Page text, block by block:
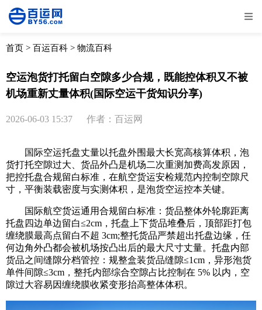
全部 物流资讯
取消 确定
首页 > 百运百科 > 物流百科
空运泡货打托留白空隙多少合规，既能控体积又不被
机场重新丈量体积(国际空运干货知识分享)
2026-06-03 15:37 作者：百运网
国际空运托盘丈量以托盘外围最大长宽高核算体积，泡
货打托空隙过大、货品外凸是机场二次重测加费高发原因，
把控托盘合规留白标准，在航空货运安检规范内控制空隙尺
寸，平衡装载密度与实测体积，是泡货空运控本关键。
国际航空货运通用合规留白标准：货品整体外轮廓距离
托盘四边单边留白≤2cm，托盘上下货品堆叠后，顶部距打包
缠绕膜最高点留白不超 3cm;整托货品严禁超出托盘边缘，任
何边角外凸都会被机场按凸出后的最大尺寸丈量。托盘内部
货品之间缝隙分档管控：规整盒装货品缝隙≤1cm，异形泡货
单件间隙≤3cm，整托内部综合空隙占比控制在 5% 以内，空
隙过大容易因缠绕膜收紧变形抬高整体体积。